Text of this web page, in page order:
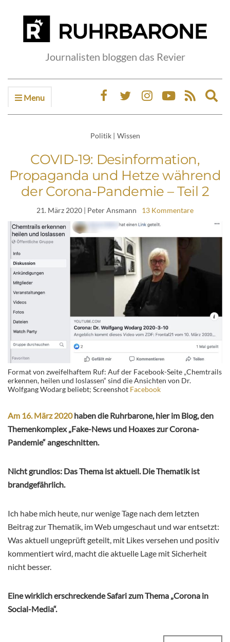
Journalisten bloggen das Revier
Menu
Politik | Wissen
COVID-19: Desinformation,
Propaganda und Hetze während
der Corona-Pandemie – Teil 2
21. März 2020 | Peter Ansmann 13 Kommentare
Format von zweifelhaftem Ruf: Auf der Facebook-Seite „Chemtrails
erkennen, heilen und loslassen“ sind die Ansichten von Dr.
Wolfgang Wodarg beliebt; Screenshot Facebook
Am 16. März 2020haben die Ruhrbarone, hier im Blog, den
Themenkomplex „Fake-News und Hoaxes zur Corona-
Pandemie“ angeschnitten.
Nicht grundlos: Das Thema ist aktuell. Die Thematik ist
brandgefährlich.
Ich habe mich heute, nur wenige Tage nach dem letzten
Beitrag zur Thematik, im Web umgeschaut und war entsetzt:
Was aktuell ungeprüft geteilt, mit Likes versehen und positiv
kommentiert wird, macht die aktuelle Lage mit Sicherheit
nicht besser.
Eine wirklich erschreckende Safari zum Thema „Corona in
Social-Media“.